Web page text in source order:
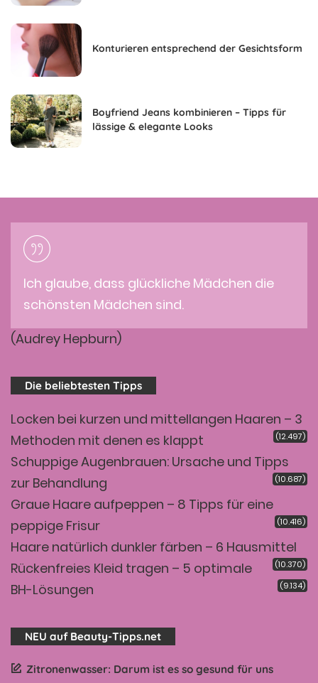
Konturieren entsprechend der Gesichtsform
Boyfriend Jeans kombinieren – Tipps für
lässige & elegante Looks
Ich glaube, dass glückliche Mädchen die
schönsten Mädchen sind.
(Audrey Hepburn)
Die beliebtesten Tipps
Locken bei kurzen und mittellangen Haaren – 3
Methoden mit denen es klappt
(12.497)
Schuppige Augenbrauen: Ursache und Tipps
zur Behandlung
(10.687)
Graue Haare aufpeppen – 8 Tipps für eine
peppige Frisur
(10.416)
Haare natürlich dunkler färben – 6 Hausmittel
(10.370)
Rückenfreies Kleid tragen – 5 optimale
BH-Lösungen
(9.134)
NEU auf Beauty-Tipps.net
Zitronenwasser: Darum ist es so gesund für uns